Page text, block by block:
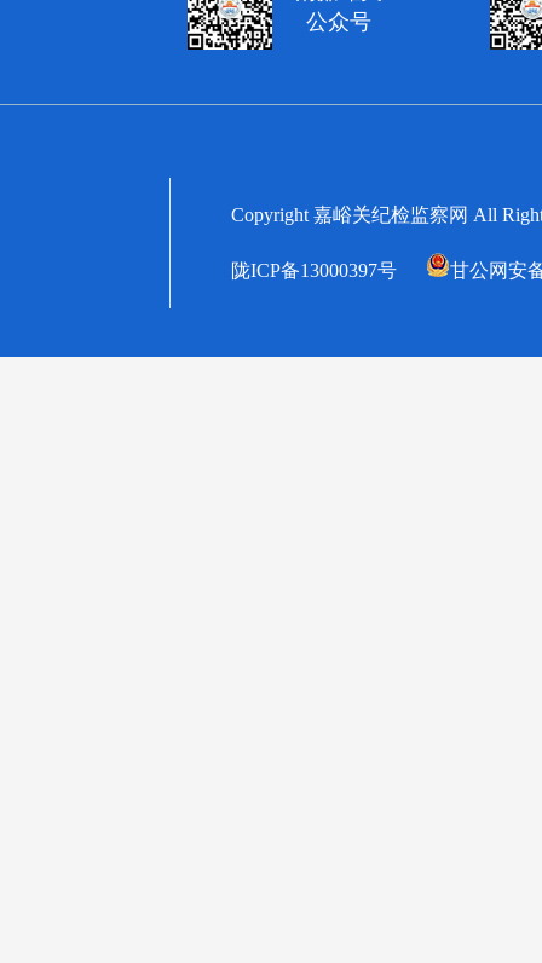
公众号
Copyright 嘉峪关纪检监察网 All
陇ICP备13000397号 甘公网安